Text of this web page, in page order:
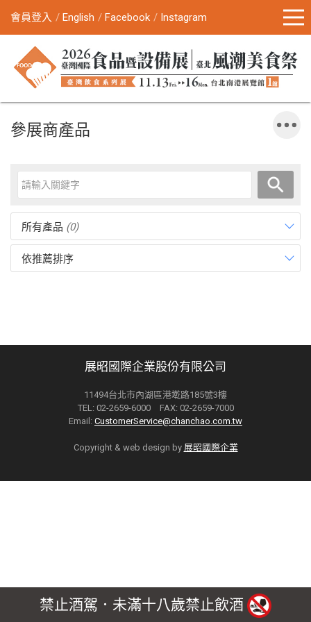
會員登入 English Facebook Instagram
參展商產品
所有產品 (0)
依推薦排序
展昭國際企業股份有限公司
11494台北市內湖區港墘路185號3樓
TEL: 02-2659-6000 FAX: 02-2659-7000
Email: CustomerService@chanchao.com.tw
Copyright & web design by 展昭國際企業
禁止酒駕．未滿十八歲禁止飲酒